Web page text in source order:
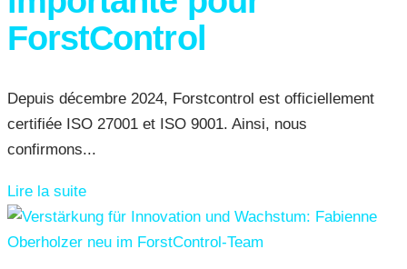
ForstControl
Depuis décembre 2024, Forstcontrol est officiellement
certifiée ISO 27001 et ISO 9001. Ainsi, nous
confirmons...
Lire la suite